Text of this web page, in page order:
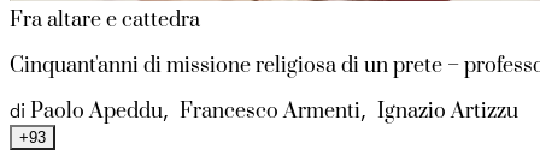
Fra altare e cattedra
Cinquant'anni di missione religiosa di un prete –
di Paolo Apeddu, Francesco Armenti, Ignazio Artizzu
+93